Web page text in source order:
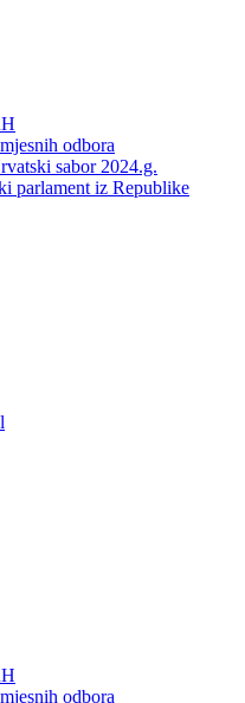
odbora
sabor 2024.g.
parlament iz Republike
odbora